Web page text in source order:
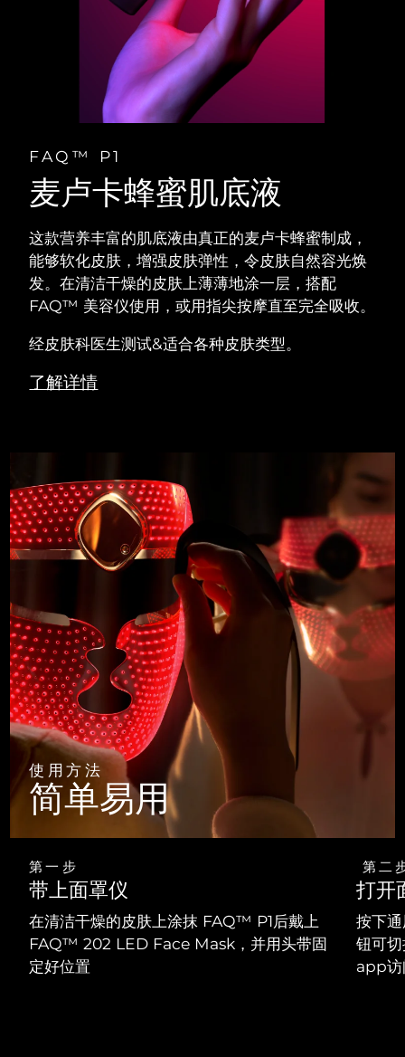
FAQ™ P1
麦卢卡蜂蜜肌底液
这款营养丰富的肌底液由真正的麦卢卡蜂蜜制成，
能够软化皮肤，增强皮肤弹性，令皮肤自然容光焕
发。在清洁干燥的皮肤上薄薄地涂一层，搭配
FAQ™ 美容仪使用，或用指尖按摩直至完全吸收。
经皮肤科医生测试&适合各种皮肤类型。
了解详情
使用方法
简单易用
第一步
带上面罩仪
在清洁干燥的皮肤上涂抹 FAQ™ P1后戴上
FAQ™ 202 LED Face Mask，并用头带固
定好位置
第二
打开
按下
钮可
app